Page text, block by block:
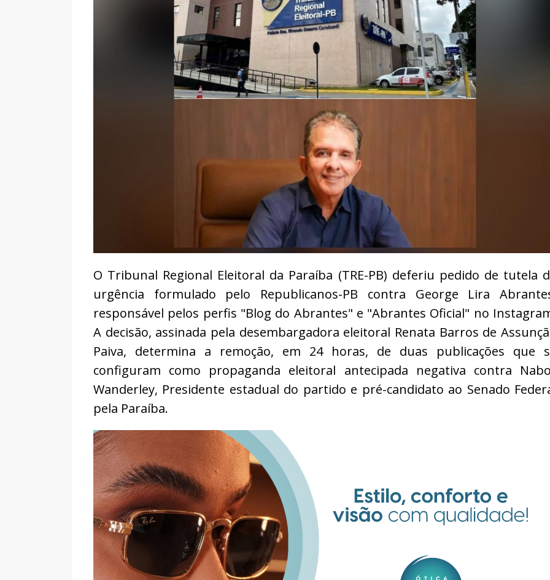
O Tribunal Regional Eleitoral da Paraíba (TRE-PB) deferiu pedido de tutela
urgência formulado pelo Republicanos-PB contra George Lira
responsável pelos perfis "Blog do Abrantes" e "Abrantes Oficial" no
A decisão, assinada pela desembargadora eleitoral Renata Barros de
Paiva, determina a remoção, em 24 horas, de duas publicações que
configuram como propaganda eleitoral antecipada negativa contra
Wanderley, Presidente estadual do partido e pré-candidato ao Senado
pela Paraíba.